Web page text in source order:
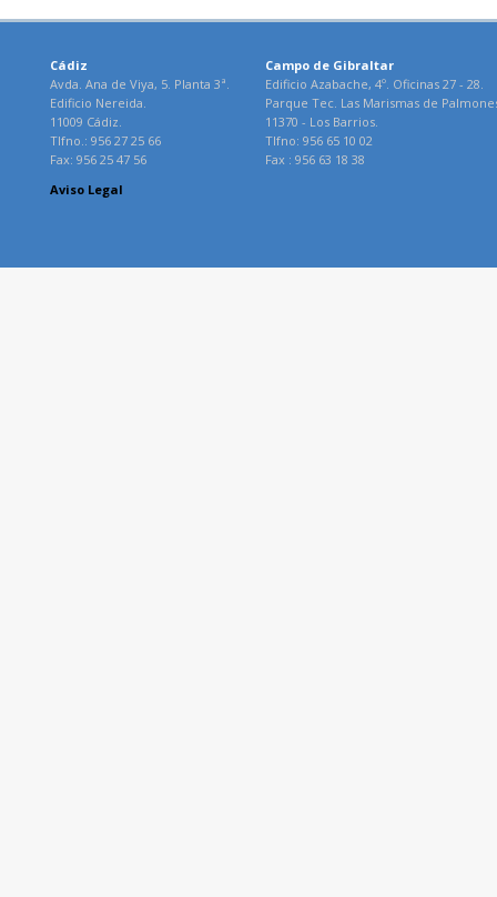
Cádiz
Avda. Ana de Viya, 5. Planta 3ª.
Edificio Nereida.
11009 Cádiz.
Tlfno.: 956 27 25 66
Fax: 956 25 47 56
Campo de Gibraltar
Edificio Azabache, 4º. Oficinas 27 - 28.
Parque Tec. Las Marismas de
11370 - Los Barrios.
Tlfno: 956 65 10 02
Fax : 956 63 18 38
Aviso Legal